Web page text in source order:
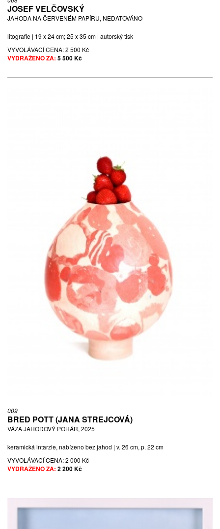
JOSEF VELČOVSKÝ
JAHODA NA ČERVENÉM PAPÍRU, NEDATOVÁNO
litografie | 19 x 24 cm; 25 x 35 cm | autorský tisk
VYVOLÁVACÍ CENA:2 500 Kč
VYDRAŽENO ZA: 5 500 Kč
009
BRED POTT (JANA STREJCOVÁ)
VÁZA JAHODOVÝ POHÁR, 2025
keramická intarzie, nabízeno bez jahod | v. 26 cm, p. 22 cm
VYVOLÁVACÍ CENA:2 000 Kč
VYDRAŽENO ZA: 2 200 Kč